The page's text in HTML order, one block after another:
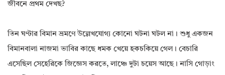
জীবনে প্রথম দেখছ?
তিন ঘণ্টার বিমান ভ্রমণে উল্লেখযোগ্য কোনো ঘটনা ঘটল না। শুধু একজন
বিমানবালা নাজমা ভাবির কাছে ধমক খেয়ে হকচকিয়ে গেল। বেচারি
এসেছিল সেহেরিকে জিজ্ঞেস করতে, লাঞ্চে দুটা চয়েস আছে। নাসি গোড়াং